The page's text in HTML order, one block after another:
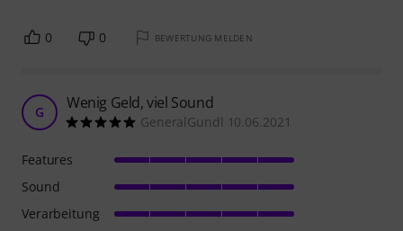
0 0 BEWERTUNG MELDEN
G Wenig Geld, viel Sound
GeneralGundl 10.06.2021
Features
Sound
Verarbeitung